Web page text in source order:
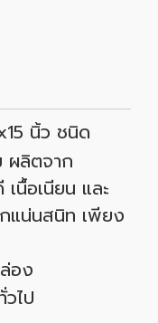
นิ้ว ชนิด
ผลิตจาก
นื้อเนียน และ
แน่นสนิท เพียง
อง
วไป